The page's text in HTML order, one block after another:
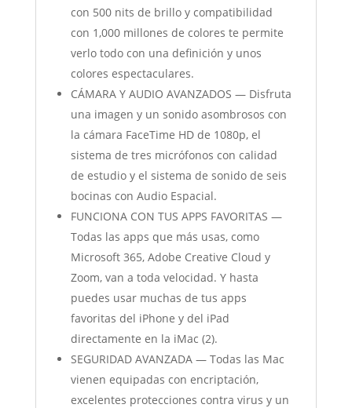
con 500 nits de brillo y compatibilidad
con 1,000 millones de colores te permite
verlo todo con una definición y unos
colores espectaculares.
CÁMARA Y AUDIO AVANZADOS — Disfruta
una imagen y un sonido asombrosos con
la cámara FaceTime HD de 1080p, el
sistema de tres micrófonos con calidad
de estudio y el sistema de sonido de seis
bocinas con Audio Espacial.
FUNCIONA CON TUS APPS FAVORITAS —
Todas las apps que más usas, como
Microsoft 365, Adobe Creative Cloud y
Zoom, van a toda velocidad. Y hasta
puedes usar muchas de tus apps
favoritas del iPhone y del iPad
directamente en la iMac (2).
SEGURIDAD AVANZADA — Todas las Mac
vienen equipadas con encriptación,
excelentes protecciones contra virus y un